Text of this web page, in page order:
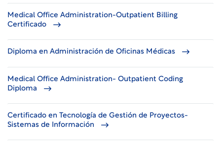
Medical Office Administration-Outpatient Billing
Certificado
Diploma en Administración de Oficinas Médicas
Medical Office Administration- Outpatient Coding
Diploma
Certificado en Tecnología de Gestión de Proyectos-
Sistemas de Información